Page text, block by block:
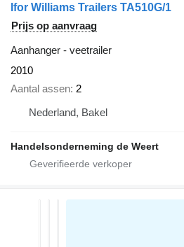
Ifor Williams Trailers TA510G/1
Prijs op aanvraag
Aanhanger - veetrailer
2010
Aantal assen 2
Nederland, Bakel
Handelsonderneming de Weert